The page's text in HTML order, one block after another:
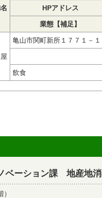
HPアドレス
業態【補足】
亀山市関町新所１７７１－
飲食
ーション課 地産地消